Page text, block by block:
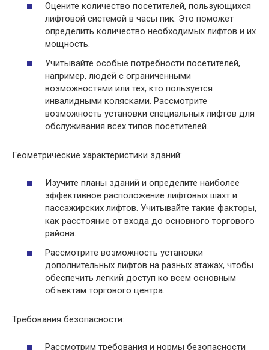
Оцените количество посетителей, пользующихся
лифтовой системой в часы пик. Это поможет
определить количество необходимых лифтов и их
мощность.
Учитывайте особые потребности посетителей,
например, людей с ограниченными
возможностями или тех, кто пользуется
инвалидными колясками. Рассмотрите
возможность установки специальных лифтов для
обслуживания всех типов посетителей.
Геометрические характеристики зданий:
Изучите планы зданий и определите наиболее
эффективное расположение лифтовых шахт и
пассажирских лифтов. Учитывайте такие факторы,
как расстояние от входа до основного торгового
района.
Рассмотрите возможность установки
дополнительных лифтов на разных этажах, чтобы
обеспечить легкий доступ ко всем основным
объектам торгового центра.
Требования безопасности:
Рассмотрим требования и нормы безопасности